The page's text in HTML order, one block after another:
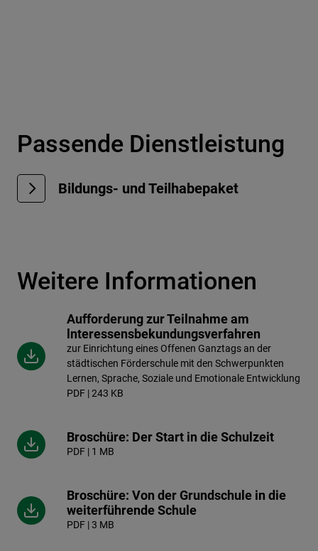
Passende Dienstleistung
Bildungs- und Teilhabepaket
Weitere Informationen
Aufforderung zur Teilnahme am
lnteressensbekundungsverfahren
zur Einrichtung eines Offenen Ganztags an der
städtischen Förderschule mit den Schwerpunkten
Lernen, Sprache, Soziale und Emotionale Entwicklung
PDF | 243 KB
Broschüre: Der Start in die Schulzeit
PDF | 1 MB
Broschüre: Von der Grundschule in die
weiterführende Schule
PDF | 3 MB